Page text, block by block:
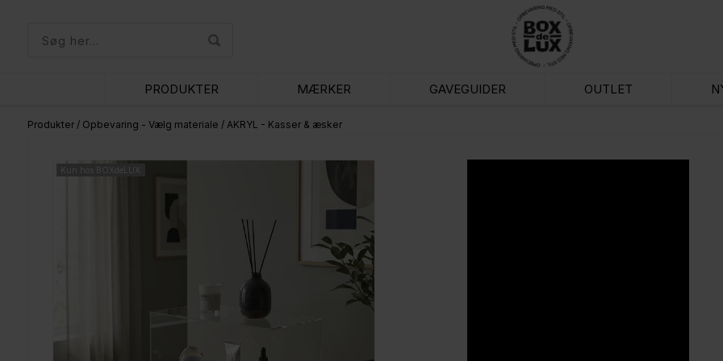
PRODUKTER MÆRKER GAVEGUIDER OUTLET
Produkter/ Opbevaring - Vælg materiale / AKRYL - Kasser & æsker
Kun hos BOXdeLUX